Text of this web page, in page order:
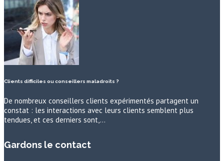
Clients difficiles ou conseillers maladroits ?
De nombreux conseillers clients expérimentés partagent un
constat : les interactions avec leurs clients semblent plus
tendues, et ces derniers sont,…
Gardons le contact